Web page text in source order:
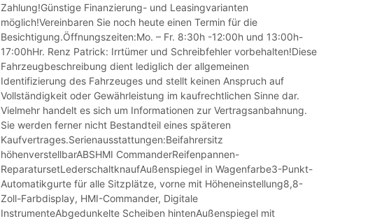
Zahlung!Günstige Finanzierung- und Leasingvarianten
möglich!Vereinbaren Sie noch heute einen Termin für die
Besichtigung.Öffnungszeiten:Mo. – Fr. 8:30h -12:00h und 13:00h-
17:00hHr. Renz Patrick: Irrtümer und Schreibfehler vorbehalten!Diese
Fahrzeugbeschreibung dient lediglich der allgemeinen
Identifizierung des Fahrzeuges und stellt keinen Anspruch auf
Vollständigkeit oder Gewährleistung im kaufrechtlichen Sinne dar.
Vielmehr handelt es sich um Informationen zur Vertragsanbahnung.
Sie werden ferner nicht Bestandteil eines späteren
Kaufvertrages.Serienausstattungen:Beifahrersitz
höhenverstellbarABSHMI CommanderReifenpannen-
ReparatursetLederschaltknaufAußenspiegel in Wagenfarbe3-Punkt-
Automatikgurte für alle Sitzplätze, vorne mit Höheneinstellung8,8-
Zoll-Farbdisplay, HMI-Commander, Digitale
InstrumenteAbgedunkelte Scheiben hintenAußenspiegel mit